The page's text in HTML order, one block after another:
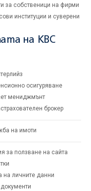
за собственици на фирми
институции и суверени
на KBC
осигуряване
мениджмънт
брокер
на имоти
за ползване на сайта
на личните данни